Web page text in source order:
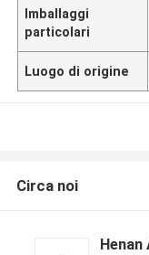
Imballaggi
particolari
Luogo di origine
Circa noi
Henan